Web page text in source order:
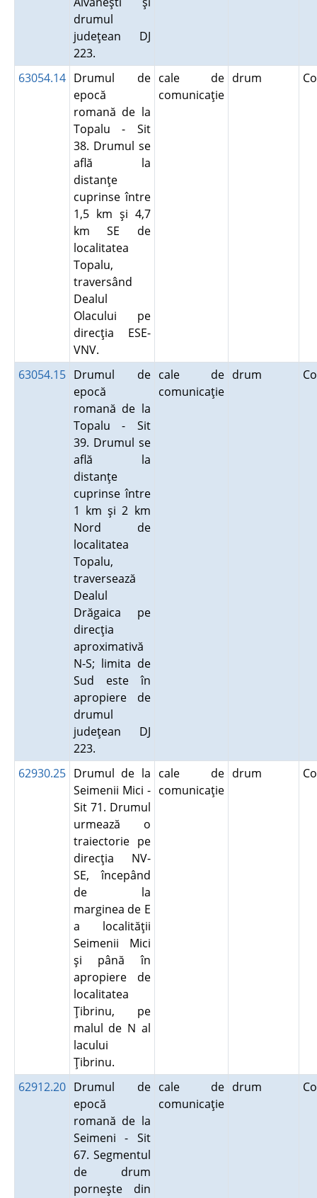
drumul
judeţean DJ
223.
63054.14 Drumul de
epocă
romană de la
Topalu - Sit
38. Drumul se
află la
distanţe
cuprinse între
1,5 km şi 4,7
km SE de
localitatea
Topalu,
traversând
Dealul
Olacului pe
direcţia ESE-
VNV.
cale de
comunicaţie
drum
63054.15 Drumul de
epocă
romană de la
Topalu - Sit
39. Drumul se
află la
distanţe
cuprinse între
1 km şi 2 km
Nord de
localitatea
Topalu,
traversează
Dealul
Drăgaica pe
direcţia
aproximativă
N-S; limita de
Sud este în
apropiere de
drumul
judeţean DJ
223.
cale de
comunicaţie
drum
62930.25 Drumul de la
Seimenii Mici -
Sit 71. Drumul
urmează o
traiectorie pe
direcţia NV-
SE, începând
de la
marginea de E
a localităţii
Seimenii Mici
şi până în
apropiere de
localitatea
Ţibrinu, pe
malul de N al
lacului
Ţibrinu.
cale de
comunicaţie
drum
62912.20 Drumul de
epocă
romană de la
Seimeni - Sit
67. Segmentul
de drum
porneşte din
cale de
comunicaţie
drum